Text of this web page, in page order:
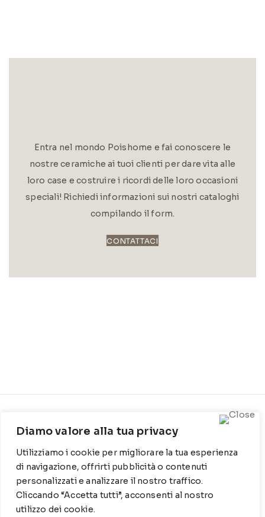
Diamo valore alla tua privacy
Utilizziamo i cookie per migliorare la tua esperienza
di navigazione, offrirti pubblicità o contenuti
personalizzati e analizzare il nostro traffico.
Cliccando “Accetta tutti”, acconsenti al nostro
utilizzo dei cookie.
Entra nel mondo Poishome e fai conoscere le
nostre ceramiche ai tuoi clienti per dare vita alle
loro case e costruire i ricordi delle loro occasioni
speciali! Richiedi informazioni sui nostri cataloghi
compilando il form.
CONTATTACI
1316 - 70044 Polignano a
mare
T
WZ: 329 6510725
Cookie Policy
Privacy Policy